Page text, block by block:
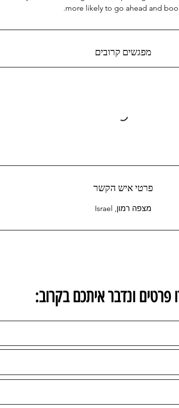
more likely to go ahead and
מפגשים קרובים
פרטי איש הקשר
מצפה רמון, Israel
פרטים ונדבר איתכם בקרוב